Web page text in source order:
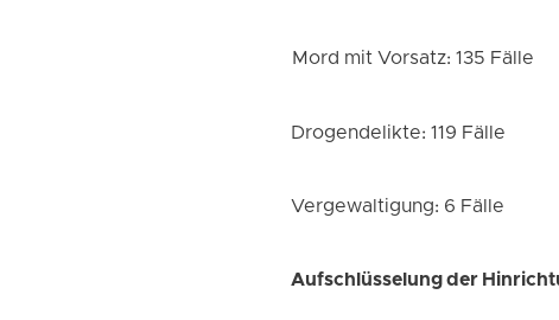
Mord mit Vorsatz: 135 Fälle
Drogendelikte: 119 Fälle
Vergewaltigung: 6 Fälle
Aufschlüsselung der